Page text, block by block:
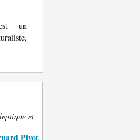
un
et
Pivot